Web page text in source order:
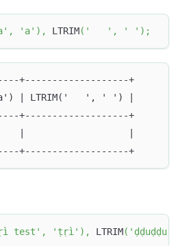
, 'a' ) , LTRIM( '   ' , ' ' ) ;
+-------------------+
'a') | LTRIM('   ', ' ') |
+-------------------+
+-------------------+
test' , 'ṭṛì' ) , LTRIM( 'ḍḍuḍḍu